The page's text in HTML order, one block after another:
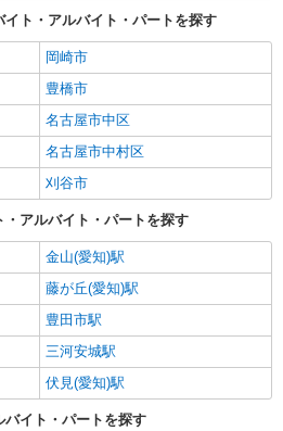
ト・アルバイト・パートを探す
岡崎市
豊橋市
名古屋市中区
名古屋市中村区
刈谷市
アルバイト・パートを探す
金山(愛知)駅
藤が丘(愛知)駅
豊田市駅
三河安城駅
伏見(愛知)駅
バイト・パートを探す